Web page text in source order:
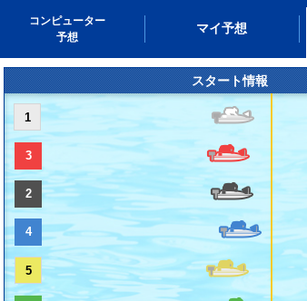
コンピューター
予想
マイ予想
スタート情報
1
3
2
4
5